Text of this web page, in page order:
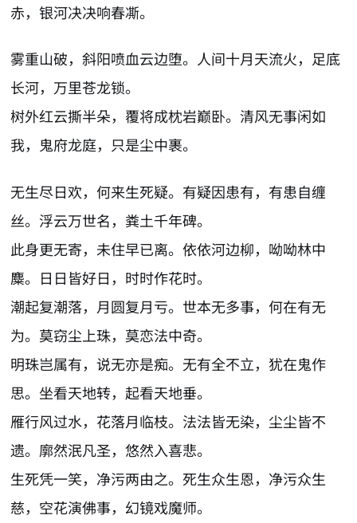
赤，银河决决响春凘。
雾重山破，斜阳喷血云边堕。人间十月天流火，足底
长河，万里苍龙锁。
树外红云撕半朵，覆将成枕岩巅卧。清风无事闲如
我，鬼府龙庭，只是尘中裹。
无生尽日欢，何来生死疑。有疑因患有，有患自缠
丝。浮云万世名，粪土千年碑。
此身更无寄，未住早已离。依依河边柳，呦呦林中
麋。日日皆好日，时时作花时。
潮起复潮落，月圆复月亏。世本无多事，何在有无
为。莫窃尘上珠，莫恋法中奇。
明珠岂属有，说无亦是痴。无有全不立，犹在鬼作
思。坐看天地转，起看天地垂。
雁行风过水，花落月临枝。法法皆无染，尘尘皆不
遗。廓然泯凡圣，悠然入喜悲。
生死凭一笑，净污两由之。死生众生恩，净污众生
慈，空花演佛事，幻镜戏魔师。